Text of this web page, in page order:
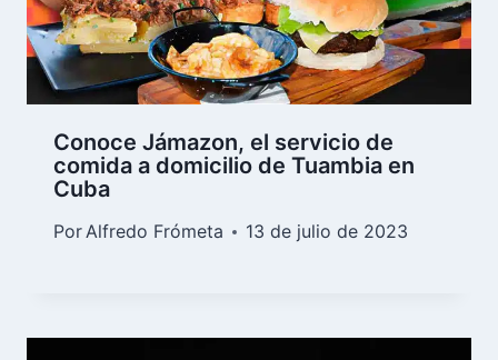
Conoce Jámazon, el servicio de
comida a domicilio de Tuambia en
Cuba
PorAlfredo Frómeta 13 de julio de 2023